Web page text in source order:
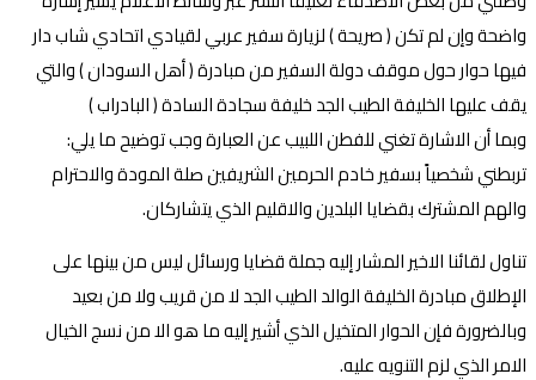
واضحة وإن لم تكن ( صريحة ) لزيارة سفير عربي لقيادي اتحادي شاب دار
فيها حوار حول موقف دولة السفير من مبادرة ( أهل السودان ) والتي
يقف عليها الخليفة الطيب الجد خليفة سجادة السادة ( البادراب )
وبما أن الاشارة تغني للفطن اللبيب عن العبارة وجب توضيح ما يلي:
تربطني شخصياً بسفير خادم الحرمين الشريفين صلة المودة والاحترام
والهم المشترك بقضايا البلدين والاقليم الذي يتشاركان.
تناول لقائنا الاخير المشار إليه جملة قضايا ورسائل ليس من بينها على
الإطلاق مبادرة الخليفة الوالد الطيب الجد لا من قريب ولا من بعيد
وبالضرورة فإن الحوار المتخيل الذي أشير إليه ما هو الا من نسج الخيال
الامر الذي لزم التنويه عليه.